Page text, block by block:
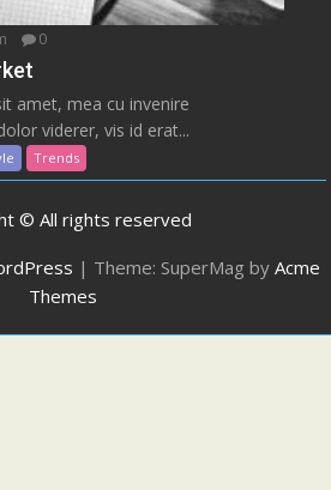
0
amet, mea cu invenire
viderer, vis id erat...
Trends
© All rights reserved
| Theme: SuperMag by Acme
Themes